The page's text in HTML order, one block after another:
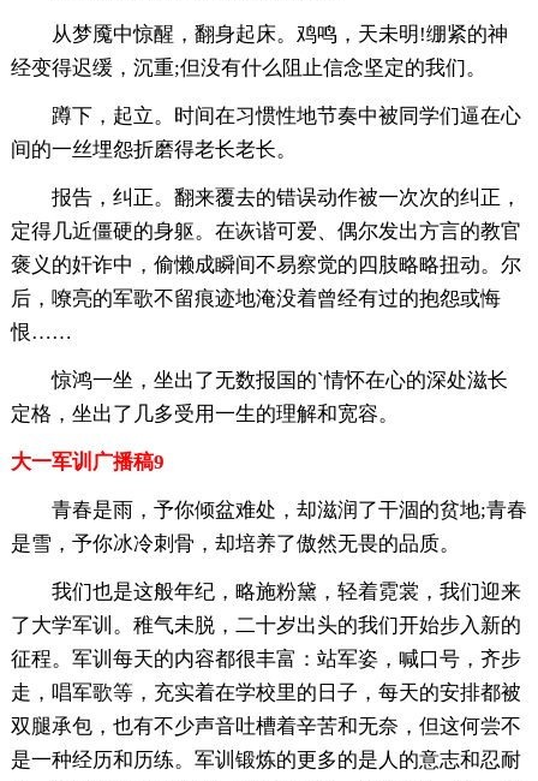
从梦魇中惊醒，翻身起床。鸡鸣，天未明!绷紧的神
经变得迟缓，沉重;但没有什么阻止信念坚定的我们。
蹲下，起立。时间在习惯性地节奏中被同学们逼在心
间的一丝埋怨折磨得老长老长。
报告，纠正。翻来覆去的错误动作被一次次的纠正，
定得几近僵硬的身躯。在诙谐可爱、偶尔发出方言的教官
褒义的奸诈中，偷懒成瞬间不易察觉的四肢略略扭动。尔
后，嘹亮的军歌不留痕迹地淹没着曾经有过的抱怨或悔
恨……
惊鸿一坐，坐出了无数报国的`情怀在心的深处滋长
定格，坐出了几多受用一生的理解和宽容。
大一军训广播稿9
青春是雨，予你倾盆难处，却滋润了干涸的贫地;青春
是雪，予你冰冷刺骨，却培养了傲然无畏的品质。
我们也是这般年纪，略施粉黛，轻着霓裳，我们迎来
了大学军训。稚气未脱，二十岁出头的我们开始步入新的
征程。军训每天的内容都很丰富：站军姿，喊口号，齐步
走，唱军歌等，充实着在学校里的日子，每天的安排都被
双腿承包，也有不少声音吐槽着辛苦和无奈，但这何尝不
是一种经历和历练。军训锻炼的更多的是人的意志和忍耐